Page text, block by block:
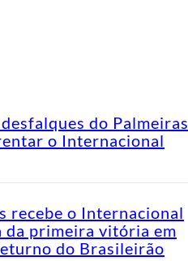
do Palmeiras
o Internacional
recebe o Internacional
da primeira vitória em
do Brasileirão